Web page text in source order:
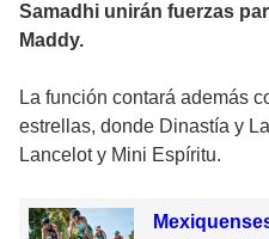
Samadhi unirán fuerzas
Maddy.
La función contará además
estrellas, donde Dinastía y
Lancelot y Mini Espíritu.